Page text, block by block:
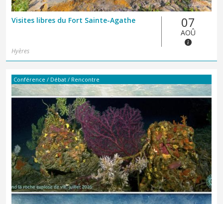
Visites libres du Fort Sainte-Agathe 07
AOÛ
Hyères
Conférence / Débat / Rencontre